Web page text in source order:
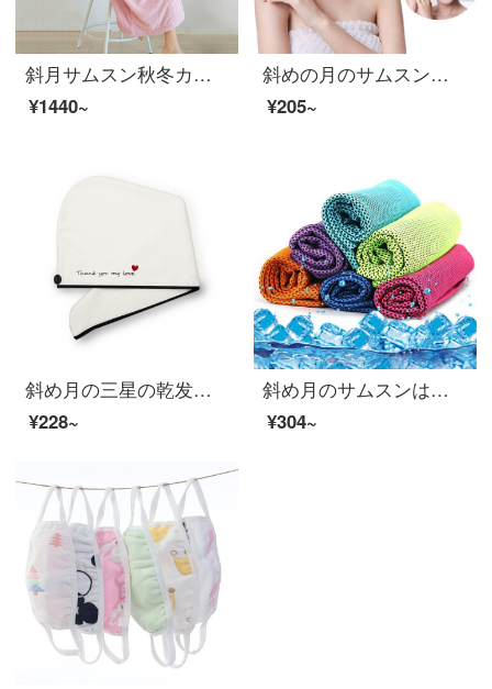
斜月サムスン秋冬カップルバスローブ珊瑚絨男女長袖パジャマ浴衣日常生活服ピンクバスローブ平均サイズ(長さ110 cm)
¥1440~
斜めの月のサムスンのチョウは乾毛の帽子のサンゴの绒が非常に强くて水を吸い込んで柔らかく髪の毛を拭いて、かわいいシャワーキャップの王女の帽子の家庭の女性の金の青い王女の帽子の2条をかぶせて诘めます。
¥205~
斜め月の三星の乾发の帽子の女性の珊瑚の绒繍の字の乾发のタオルは柔軟に髪の毛を拭きます。
¥228~
斜め月のサムスンは色の5本を混ぜて、夏季の冷たいマジックタオルを詰めて旅行します。
¥304~